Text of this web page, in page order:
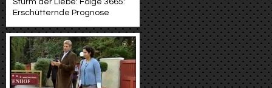
Erschütternde Prognose